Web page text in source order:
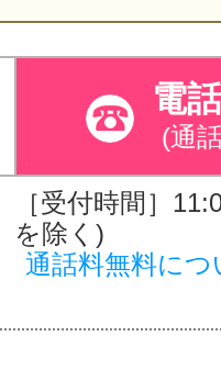
電
(通
［受付時間］
を除く)
通話料無料につ